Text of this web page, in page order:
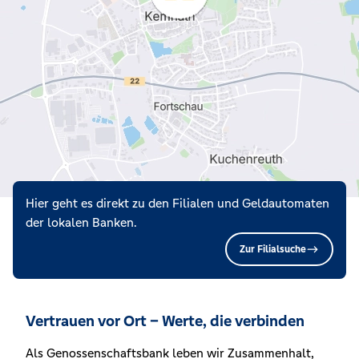
Hier geht es direkt zu den Filialen und Geldautomaten
der lokalen Banken.
Zur Filialsuche
Vertrauen vor Ort – Werte, die verbinden
Als Genossenschaftsbank leben wir Zusammenhalt,